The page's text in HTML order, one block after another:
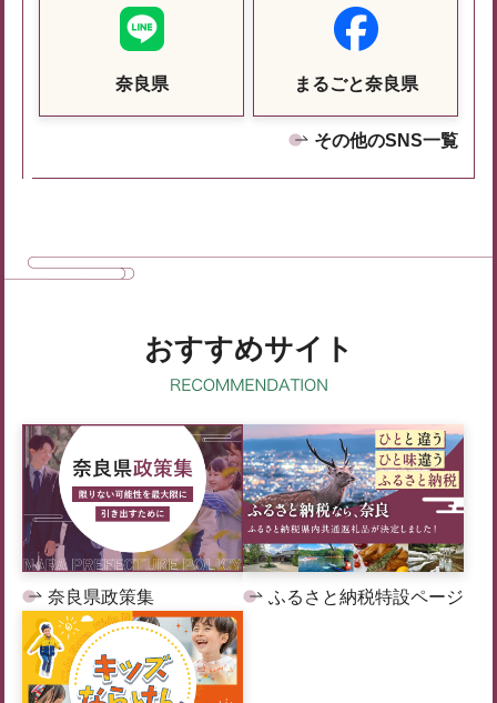
奈良県 まるごと奈良県
その他のSNS一覧
おすすめサイト
奈良県政策集 ふるさと納税特設ページ